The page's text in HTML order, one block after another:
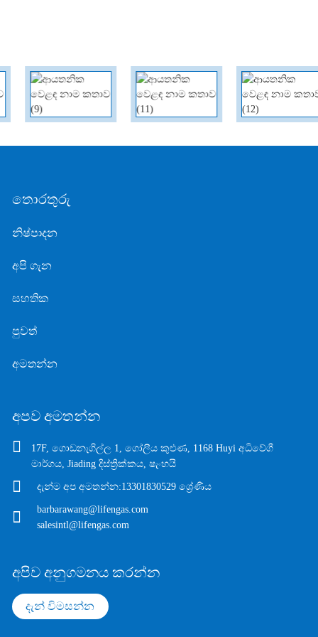
තාක්ෂණයෙන් සමන්විත වේ. මෙම ක්‍රිප්ටෝන්-සෙනෝන් පිරිපහදු පද්ධතිය අඩු
බලශක්ති පරිභෝජනයක් සහ ඉහළ නිස්සාරණ අනුපාතවලින් සමන්විත වන අතර,
මූලික තාක්ෂණය චීන වෙළඳපොළට නායකත්වය දෙයි.
තොරතුරු
නිෂ්පාදන
අපි ගැන
සහතික
පුවත්
අමතන්න
අපව අමතන්න
17F, ගොඩනැගිල්ල 1, ගෝලීය කුළුණ, 1168 Huyi අධිවේගී
මාර්ගය, Jiading දිස්ත්‍රික්කය, ෂැංහයි
දැන්ම අප අමතන්න:13301830529 ශ්‍රේණිය
barbarawang@lifengas.com
salesintl@lifengas.com
අපිව අනුගමනය කරන්න
දැන් විමසන්න